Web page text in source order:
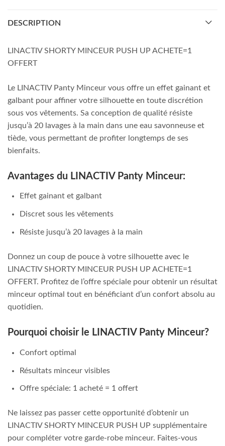
DESCRIPTION
LINACTIV SHORTY MINCEUR PUSH UP ACHETE=1
OFFERT
Le LINACTIV Panty Minceur vous offre un effet gainant et
galbant pour affiner votre silhouette en toute discrétion
sous vos vêtements. Sa conception de qualité résiste
jusqu’à 20 lavages à la main dans une eau savonneuse et
tiède, vous permettant de profiter longtemps de ses
bienfaits.
Avantages du LINACTIV Panty Minceur:
Effet gainant et galbant
Discret sous les vêtements
Résiste jusqu’à 20 lavages à la main
Donnez un coup de pouce à votre silhouette avec le
LINACTIV SHORTY MINCEUR PUSH UP ACHETE=1
OFFERT. Profitez de l’offre spéciale pour obtenir un résultat
minceur optimal tout en bénéficiant d’un confort absolu au
quotidien.
Pourquoi choisir le LINACTIV Panty Minceur?
Confort optimal
Résultats minceur visibles
Offre spéciale: 1 acheté = 1 offert
Ne laissez pas passer cette opportunité d’obtenir un
LINACTIV SHORTY MINCEUR PUSH UP supplémentaire
pour compléter votre garde-robe minceur. Faites-vous